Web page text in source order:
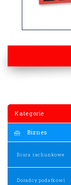
Kategorie
Biznes
Biura rachunkowe
Doradcy podatkowi